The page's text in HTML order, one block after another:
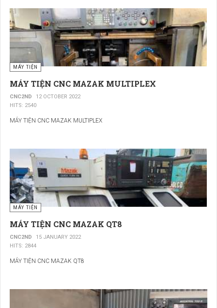
MÁY TIỆN
MÁY TIỆN CNC MAZAK MULTIPLEX
CNC2ND
12 OCTOBER 2022
HITS: 2540
MÁY TIỆN CNC MAZAK MULTIPLEX
MÁY TIỆN
MÁY TIỆN CNC MAZAK QT8
CNC2ND
15 JANUARY 2022
HITS: 2844
MÁY TIỆN CNC MAZAK QT8